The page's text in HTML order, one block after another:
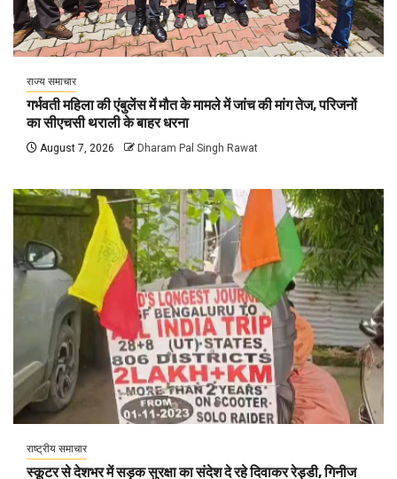
राज्य समाचार
गर्भवती महिला की एंबुलेंस में मौत के मामले में जांच की मांग तेज, परिजनों
का सीएचसी थराली के बाहर धरना
August 7, 2026 Dharam Pal Singh Rawat
राष्ट्रीय समाचार
स्कूटर से देशभर में सड़क सुरक्षा का संदेश दे रहे दिवाकर रेड्डी, गिनीज